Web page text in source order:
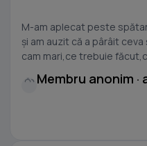
M-am aplecat peste
și am auzit că a pârâit
cam mari,ce trebuie
Membru anonim ·